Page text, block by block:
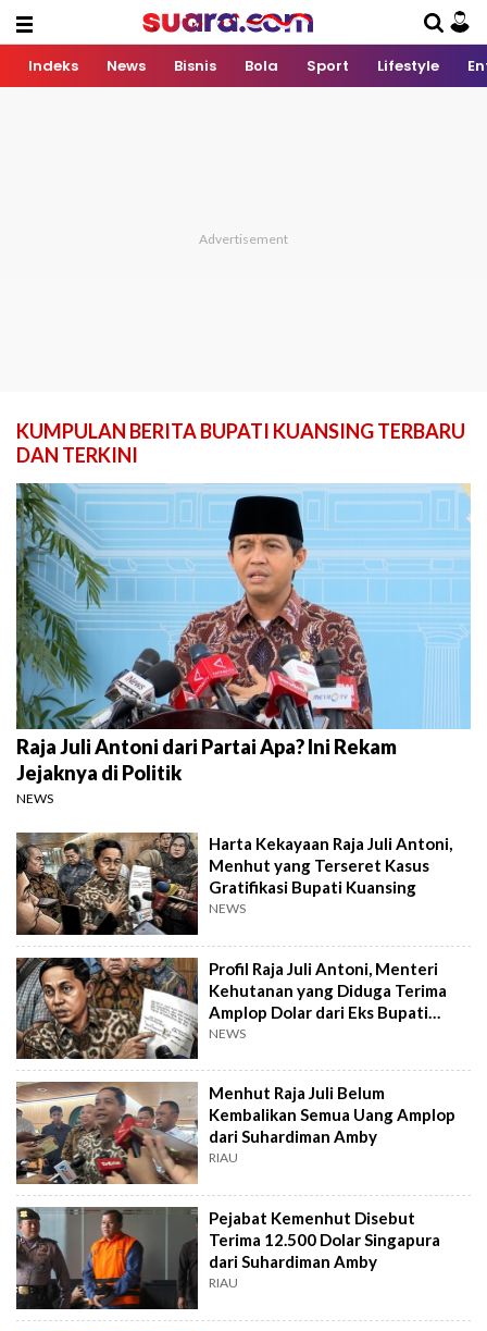
Indeks News Bisnis Bola Sport Lifestyle
KUMPULAN BERITA BUPATI KUANSING TERBARU
DAN TERKINI
Raja Juli Antoni dari Partai Apa? Ini Rekam
Jejaknya di Politik
NEWS
Harta Kekayaan Raja Juli Antoni,
Menhut yang Terseret Kasus
Gratifikasi Bupati Kuansing
NEWS
Profil Raja Juli Antoni, Menteri
Kehutanan yang Diduga Terima
Amplop Dolar dari Eks Bupati
Kuansing
NEWS
Menhut Raja Juli Belum
Kembalikan Semua Uang Amplop
dari Suhardiman Amby
RIAU
Pejabat Kemenhut Disebut
Terima 12.500 Dolar Singapura
dari Suhardiman Amby
RIAU